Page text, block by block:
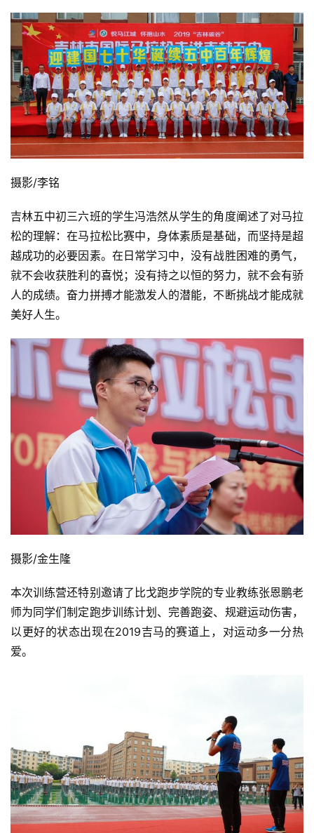
观
察
摄影/李铭
吉林五中初三六班的学生冯浩然从学生的角度阐述了对马拉
松的理解：在马拉松比赛中，身体素质是基础，而坚持是超
越成功的必要因素。在日常学习中，没有战胜困难的勇气，
就不会收获胜利的喜悦；没有持之以恒的努力，就不会有骄
人的成绩。奋力拼搏才能激发人的潜能，不断挑战才能成就
美好人生。
摄影/金生隆
本次训练营还特别邀请了比戈跑步学院的专业教练张恩鹏老
师为同学们制定跑步训练计划、完善跑姿、规避运动伤害，
以更好的状态出现在2019吉马的赛道上，对运动多一分热
爱。